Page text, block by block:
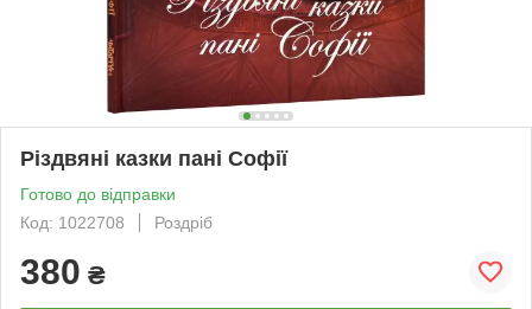
Різдвяні казки пані Софії
Готово до відправки
Код: 1022708
Роздріб
380 ₴